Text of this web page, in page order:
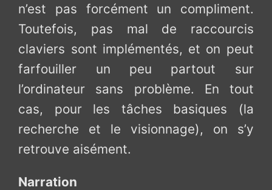
n’est pas forcément un compliment.
Toutefois, pas mal de raccourcis
claviers sont implémentés, et on peut
farfouiller un peu partout sur
l’ordinateur sans problème. En tout
cas, pour les tâches basiques (la
recherche et le visionnage), on s’y
retrouve aisément.
Narration